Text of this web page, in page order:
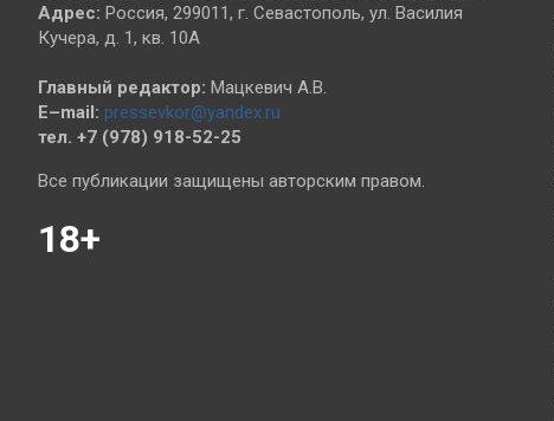
Адрес: Россия, 299011, г. Севастополь, ул. Василия
Кучера, д. 1, кв. 10А
Главный редактор: Мацкевич А.В.
E–mail: pressevkor@yandex.ru
тел. +7 (978) 918-52-25
Все публикации защищены авторским правом.
18+